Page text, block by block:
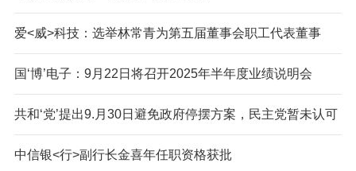
爱<威>科技：选举林常青为第五届董事会职工代表董事
国‘博’电子：9月22日将召开2025年半年度业绩说明会
共和‘党’提出9.月30日避免政府停摆方案，民主党暂未认可
中信银<行>副行长金喜年任职资格获批